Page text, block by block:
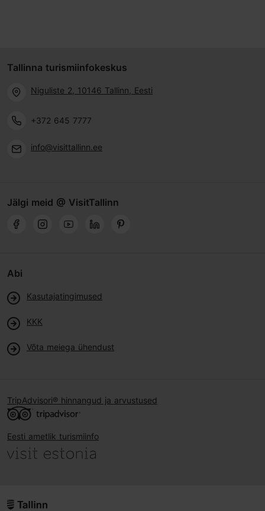
Tallinna turismiinfokeskus
Niguliste 2, 10146 Tallinn, Eesti
+372 645 7777
info@visittallinn.ee
Jälgi meid @ VisitTallinn
Abi
Kasutajatingimused
KKK
Võta meiega ühendust
TripAdvisori® hinnangud ja arvustused
Eesti ametlik turismiinfo